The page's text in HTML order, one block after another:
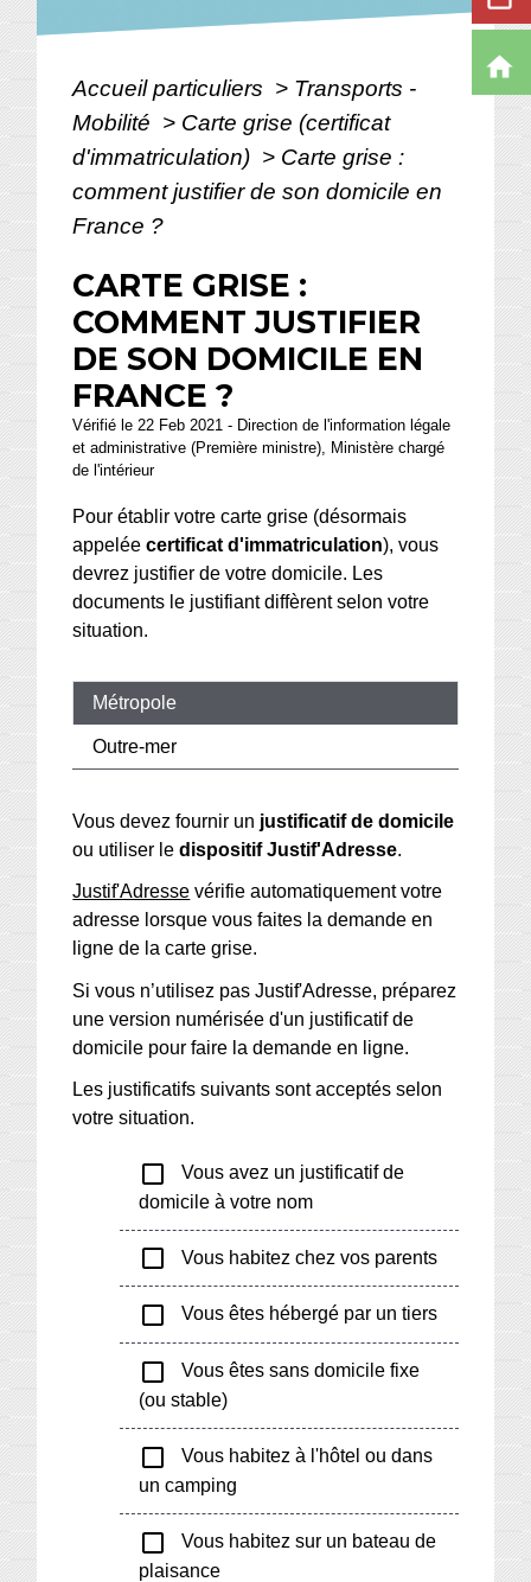
Accueil particuliers > Transports -
Mobilité > Carte grise (certificat
d'immatriculation) > Carte grise :
comment justifier de son domicile en
France ?
CARTE GRISE :
COMMENT JUSTIFIER
DE SON DOMICILE EN
FRANCE ?
Vérifié le 22 Feb 2021 - Direction de l'information légale
et administrative (Première ministre), Ministère chargé
de l'intérieur
Pour établir votre carte grise (désormais
appeléecertificat d'immatriculation), vous
devrez justifier de votre domicile. Les
documents le justifiant diffèrent selon votre
situation.
Métropole
Outre-mer
Vous devez fournir un justificatif de domicile
ou utiliser ledispositif Justif'Adresse.
Justif'Adresse vérifie automatiquement votre
adresse lorsque vous faites la demande en
ligne de la carte grise.
Si vous n’utilisez pas Justif'Adresse, préparez
une version numérisée d'un justificatif de
domicile pour faire la demande en ligne.
Les justificatifs suivants sont acceptés selon
votre situation.
check_box_outline_blank
Vous avez un justificatif de
domicile à votre nom
check_box_outline_blank Vous habitez chez vos parents
check_box_outline_blank Vous êtes hébergé par un tiers
check_box_outline_blank
Vous êtes sans domicile fixe
(ou stable)
check_box_outline_blank
Vous habitez à l'hôtel ou dans
un camping
check_box_outline_blank
Vous habitez sur un bateau de
plaisance
home